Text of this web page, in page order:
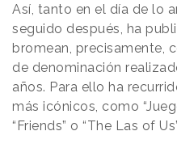
Así, tanto en el día de lo
seguido después, ha
bromean, precisamente,
de denominación
años. Para ello ha
más icónicos, como
“Friends” o “The Las of